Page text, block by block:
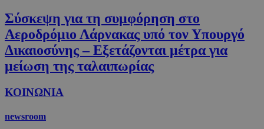
Σύσκεψη για τη συμφόρηση στο
Αεροδρόμιο Λάρνακας υπό τον Υπουργό
Δικαιοσύνης – Εξετάζονται μέτρα για
μείωση της ταλαιπωρίας
ΚΟΙΝΩΝΙΑ
newsroom